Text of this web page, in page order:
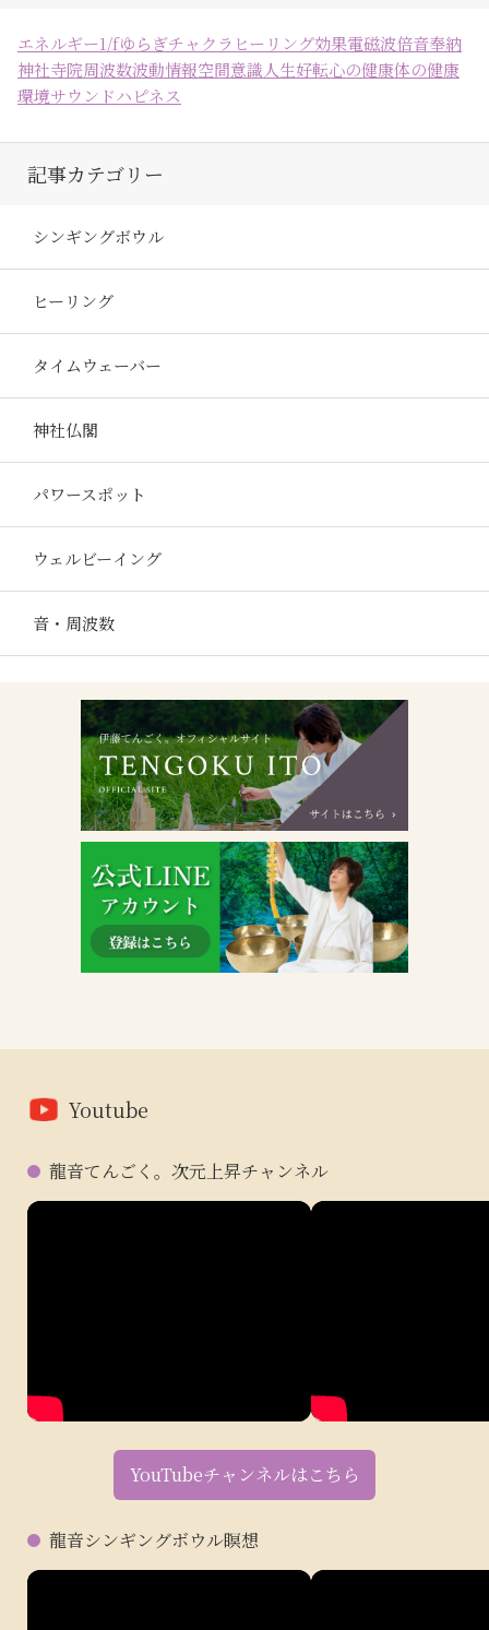
エネルギー1/fゆらぎチャクラ ヒーリング効果電磁波倍音奉納
神社寺院周波数波動情報空間意識人生好転心の健康体の健康
環境サウンドハピネス
記事カテゴリー
シンギングボウル
ヒーリング
タイムウェーバー
神社仏閣
パワースポット
ウェルビーイング
音・周波数
Youtube
龍音てんごく。次元上昇チャンネル
YouTubeチャンネルはこちら
龍音シンギングボウル瞑想